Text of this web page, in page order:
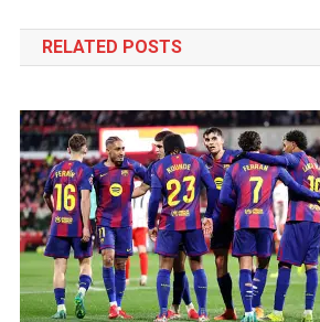
navigation
RELATED POSTS